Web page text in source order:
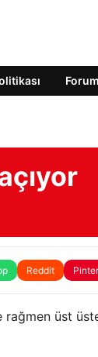
Forum
Reddit
rağmen üst